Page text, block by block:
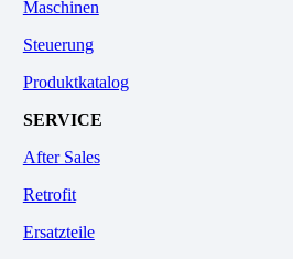
Maschinen
Steuerung
Produktkatalog
SERVICE
After Sales
Retrofit
Ersatzteile